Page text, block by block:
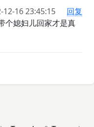
12-16 23:45:15
回复
个媳妇儿回家才是真